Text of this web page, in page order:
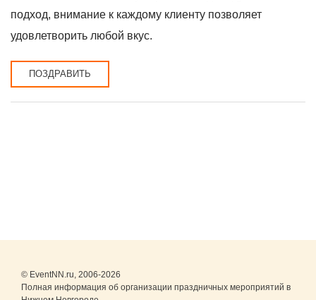
подход, внимание к каждому клиенту позволяет
удовлетворить любой вкус.
ПОЗДРАВИТЬ
© EventNN.ru, 2006-2026
Полная информация об организации праздничных мероприятий в